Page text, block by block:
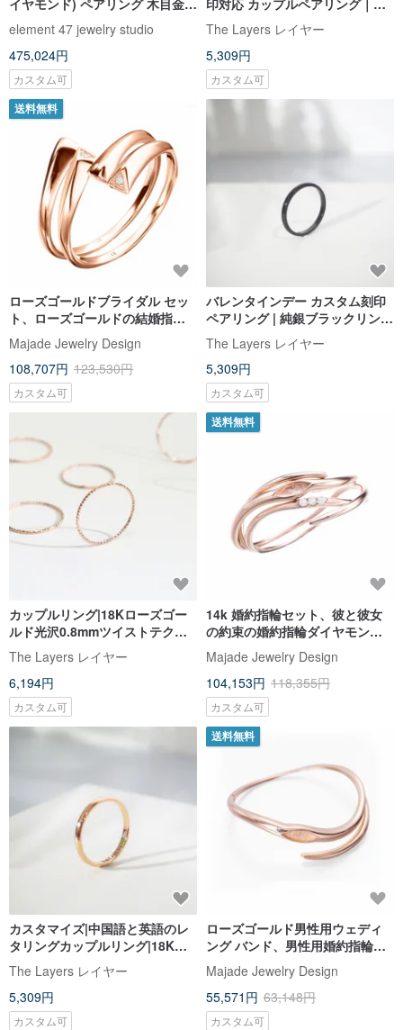
マリッジリングオーダーメイド
(ペア価格)
element 47 jewelry studio
475,024円
カスタム可
18Kローズゴールド プレーンリ
ング 韓国風オーダーメイド
The Layers レイヤー
5,309円
カスタム可
送料無料
ローズゴールドブライダル セッ
ト、ローズゴールドの結婚指輪
セット、14k ダイヤモンド エン
ゲージメント リング
Majade Jewelry Design
108,707円 123,530円
カスタム可
バレンタインデー カスタム刻印
ペアリング | 純銀ブラックリング
ラインリング 光沢 日文オーダー
The Layers レイヤー
5,309円
カスタム可
カップルリング|18Kローズゴー
ルド光沢0.8mmツイストテクス
チャリング
The Layers レイヤー
6,194円
カスタム可
送料無料
14k 婚約指輪セット、彼と彼女
の約束の婚約指輪ダイヤモンド
ウェディング リング セット
Majade Jewelry Design
104,153円 118,355円
カスタム可
カスタマイズ|中国語と英語のレ
タリングカップルリング|18Kロ
ーズゴールドスムースラインリ
ング日本語と韓国語のカスタム
The Layers レイヤー
5,309円
カスタム可
送料無料
ローズゴールド男性用ウェディ
ング バンド、男性用婚約指輪、
彼用 14Kローズゴールドリング
Majade Jewelry Design
55,571円 63,148円
カスタム可